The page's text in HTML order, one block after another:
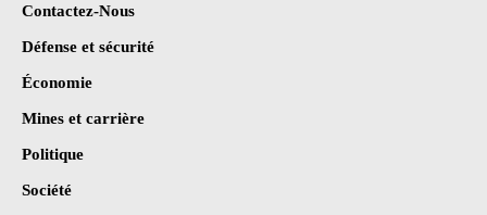
Contactez-Nous
Défense et sécurité
Économie
Mines et carrière
Politique
Société